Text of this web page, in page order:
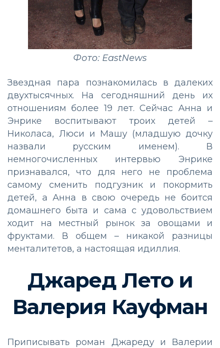
Фото: EastNews
Звездная пара познакомилась в далеких
двухтысячных. На сегодняшний день их
отношениям более 19 лет. Сейчас Анна и
Энрике воспитывают троих детей –
Николаса, Люси и Машу (младшую дочку
назвали русским именем). В
немногочисленных интервью Энрике
признавался, что для него не проблема
самому сменить подгузник и покормить
детей, а Анна в свою очередь не боится
домашнего быта и сама с удовольствием
ходит на местный рынок за овощами и
фруктами. В общем – никакой разницы
менталитетов, а настоящая идиллия.
Джаред Лето и
Валерия Кауфман
Приписывать роман Джареду и Валерии